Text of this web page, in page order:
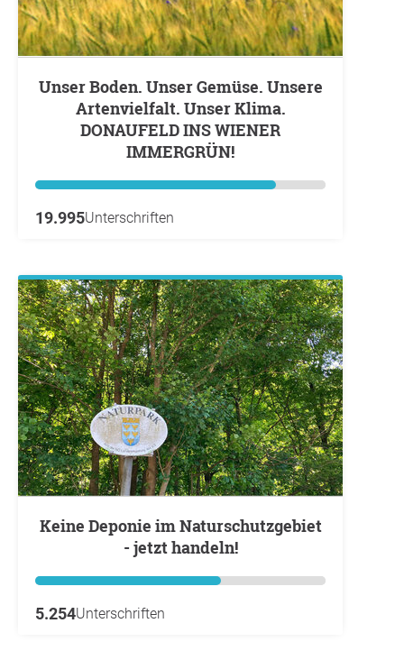
Unser Boden. Unser Gemüse. Unsere
Artenvielfalt. Unser Klima.
DONAUFELD INS WIENER
IMMERGRÜN!
19.995Unterschriften
Keine Deponie im Naturschutzgebiet
- jetzt handeln!
5.254Unterschriften